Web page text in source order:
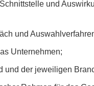
und
und
Unternehmen;
und der jeweiligen